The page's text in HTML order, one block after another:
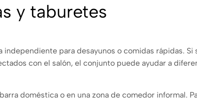
y taburetes
independiente para desayunos o comidas rápidas.
con el salón, el conjunto puede ayudar a
doméstica o en una zona de comedor informal.